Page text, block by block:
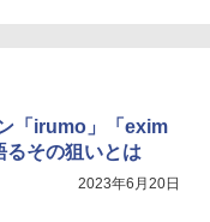
「irumo」「exim
その狙いとは
2023年6月20日